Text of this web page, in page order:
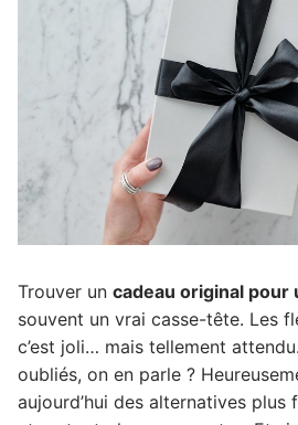
Trouver un cadeau original pour
souvent un vrai casse-tête. Les
c’est joli… mais tellement
oubliés, on en parle ?
aujourd’hui des alternatives plus